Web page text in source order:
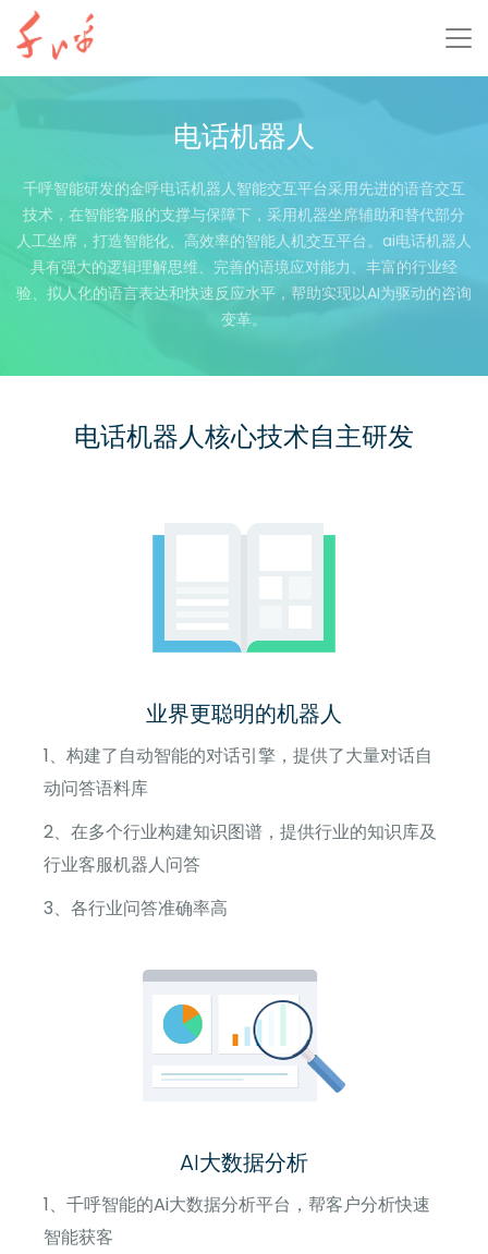
电话机器人
千呼智能研发的金呼电话机器人智能交互平台采用先进的语音交互
技术，在智能客服的支撑与保障下，采用机器坐席辅助和替代部分
人工坐席，打造智能化、高效率的智能人机交互平台。ai电话机器人
具有强大的逻辑理解思维、完善的语境应对能力、丰富的行业经
验、拟人化的语言表达和快速反应水平，帮助实现以AI为驱动的咨询
变革。
电话机器人核心技术自主研发
业界更聪明的机器人
1、构建了自动智能的对话引擎，提供了大量对话自
动问答语料库
2、在多个行业构建知识图谱，提供行业的知识库及
行业客服机器人问答
3、各行业问答准确率高
AI大数据分析
1、千呼智能的Ai大数据分析平台，帮客户分析快速
智能获客